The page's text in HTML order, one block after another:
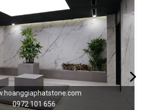
www.hoanggiaphatstone.com
0972 101 656